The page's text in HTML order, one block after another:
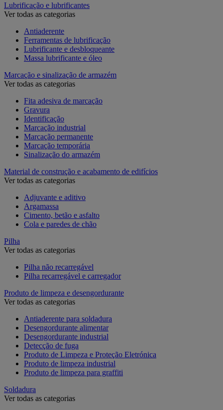
Lubrificação e lubrificantes
Ver todas as categorias
Antiaderente
Ferramentas de lubrificação
Lubrificante e desbloqueante
Massa lubrificante e óleo
Marcação e sinalização de armazém
Ver todas as categorias
Fita adesiva de marcação
Gravura
Identificação
Marcação industrial
Marcação permanente
Marcação temporária
Sinalização do armazém
Material de construção e acabamento de edifícios
Ver todas as categorias
Adjuvante e aditivo
Argamassa
Cimento, betão e asfalto
Cola e paredes de chão
Pilha
Ver todas as categorias
Pilha não recarregável
Pilha recarregável e carregador
Produto de limpeza e desengordurante
Ver todas as categorias
Antiaderente para soldadura
Desengordurante alimentar
Desengordurante industrial
Detecção de fuga
Produto de Limpeza e Proteção Eletrónica
Produto de limpeza industrial
Produto de limpeza para graffiti
Soldadura
Ver todas as categorias